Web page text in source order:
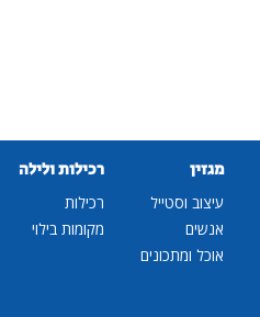
מגזין
עיצוב וסטייל
אנשים
אוכל ומתכונים
רכילות ולילה
רכילות
מקומות בילוי